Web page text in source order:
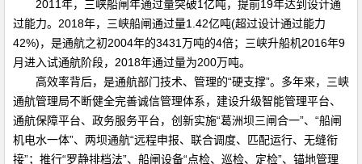
2011年，三峡船闸年通过量突破1亿吨，提前19年达到设计通
过能力。2018年，三峡船闸通过量1.42亿吨(超过设计通过能力
42%)，是通航之初2004年的3431万吨的4倍；三峡升船机2016年9
月进入试通航阶段，2018年通过量为200万吨。
高效率背后，是通航部门技术、管理的“硬支撑”。多年来，三峡
通航管理局不断健全完善诚信管理体系，建设升级智能管理平台、
通航保障平台、政务服务平台，创新实施“葛洲坝三闸合一”、“船闸
机电水一体”、两坝通航“远程申报、联合调度、匹配运行、无缝衔
接”；推行“罗静排档法”、船闸设备“点检、巡检、定检”、锚地管理